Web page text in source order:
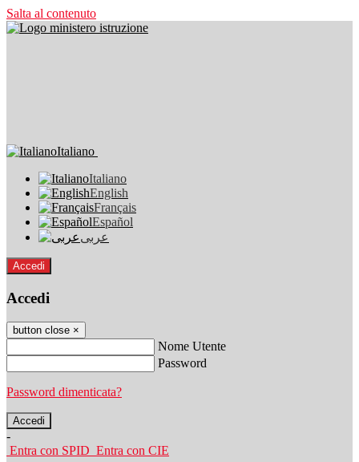
Salta al contenuto
Italiano
Italiano
English
Français
Español
عربى
Accedi
Accedi
button close ×
Nome Utente
Password
Password dimenticata?
-
Entra con SPID Entra con CIE